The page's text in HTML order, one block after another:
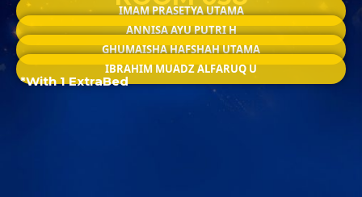
IMAM PRASETYA UTAMA
ANNISA AYU PUTRI H
GHUMAISHA HAFSHAH UTAMA
IBRAHIM MUADZ ALFARUQ U
*With 1 ExtraBed